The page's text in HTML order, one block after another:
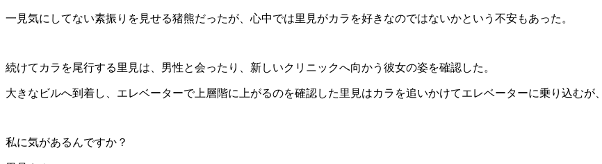
一見気にしてない素振りを見せる猪熊だったが、心中では里見がカラを好きなのではないかという不安もあった。
続けてカラを尾行する里見は、男性と会ったり、新しいクリニックへ向かう彼女の姿を確認した。
大きなビルへ到着し、エレベーターで上層階に上がるのを確認した里見はカラを追いかけてエレベーターに乗り込むが
私に気があるんですか？